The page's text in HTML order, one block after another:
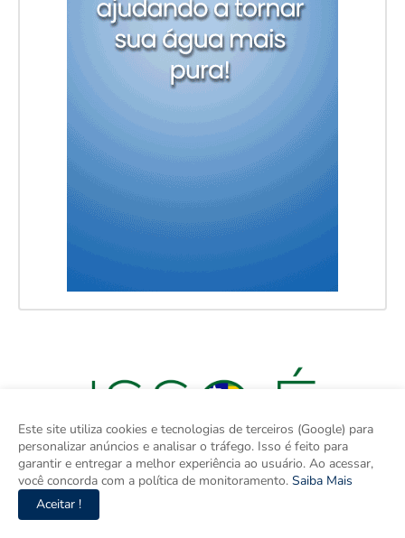
Este site utiliza cookies e tecnologias de terceiros (Google) para
personalizar anúncios e analisar o tráfego. Isso é feito para
garantir e entregar a melhor experiência ao usuário. Ao acessar,
você concorda com a política de monitoramento. Saiba Mais
Aceitar !